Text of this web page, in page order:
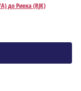
до Риека (RJK)